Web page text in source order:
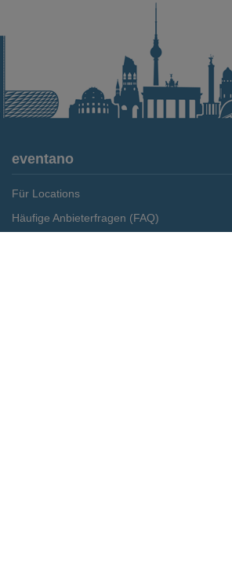
eventano
Für Locations
Häufige Anbieterfragen (FAQ)